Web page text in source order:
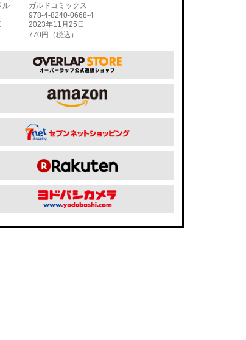
コミックエッセイ
ル
ガルドコミックス
978-4-8240-0668-4
2023年11月25日
770円（税込）